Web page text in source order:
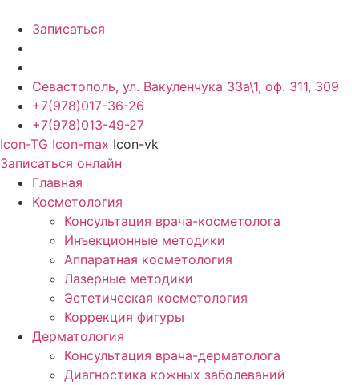
Записаться
Севастополь, ул. Вакуленчука 33а\1, оф. 311, 309
+7(978)017-36-26
+7(978)013-49-27
Icon-TG Icon-max Icon-vk
Записаться онлайн
Главная
Косметология
Консультация врача-косметолога
Инъекционные методики
Аппаратная косметология
Лазерные методики
Эстетическая косметология
Коррекция фигуры
Дерматология
Консультация врача-дерматолога
Диагностика кожных заболеваний